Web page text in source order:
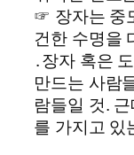
☞ 장자는 중
건한 수명을
․장자 혹은
만드는 사람
람들일 것. 근
를 가지고 있